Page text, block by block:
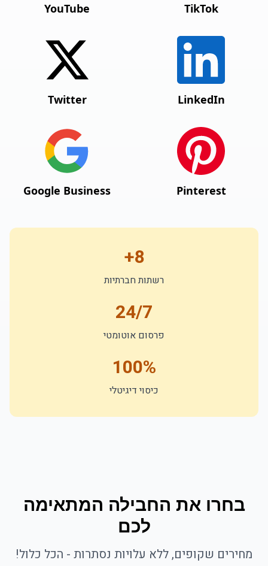
TikTok
YouTube
LinkedIn
Twitter
Pinterest
Google Business
8+
רשתות חברתיות
24/7
פרסום אוטומטי
100%
כיסוי דיגיטלי
בחרו את החבילה המתאימה
לכם
מחירים שקופים, ללא עלויות נסתרות - הכל כלול!